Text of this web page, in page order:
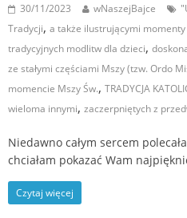
30/11/2023 wNaszejBajce
Tradycji, a także ilustrującymi momenty
tradycyjnych modlitw dla dzieci,
ze stałymi częściami Mszy (tzw. Ordo
momencie Mszy Św., TRADYCJA
wieloma innymi, zaczerpniętych z
Niedawno całym sercem
chciałam pokazać Wam
Czytaj więcej